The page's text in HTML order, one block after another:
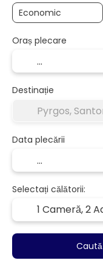
Oraș plecare
Destinație
Data plecării
Selectați călătorii:
1 Cameră,2